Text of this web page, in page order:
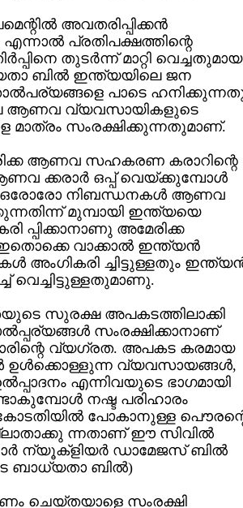
അവതരിപ്പിക്കന്‍
എന്നാല്‍ പ്രതിപക്ഷത്തിന്റെ
തുടര്‍ന്ന് മാറ്റി വെച്ചതുമായ
ബില്‍ ഇന്ത്യയിലെ ജന
പാടെ
ആണവ വ്യവസായികളുടെ
മാത്രം സംരക്ഷിക്കുന്നതുമാണ്.
ആണവ സഹകരണ കരാറിന്റെ
ക്കരാര്‍ ഒപ്പ് വെയ്ക്കുമ്പോള്‍
ഒരോരോ നിബന്ധനകള്‍ ആണവ
മുമ്പായി ഇന്ത്യയെ
പ്പിക്കാനാണു അമേരിക്ക
വാക്കാല്‍ ഇന്ത്യന്‍
അംഗികരി ച്ചിട്ടുള്ളതും
വെച്ചിട്ടുള്ളതുമാണു.
സുരക്ഷ അപകടത്തിലാക്കി
സംരക്ഷിക്കാനാണ്
വ്യഗ്രത. അപകട കരമായ
ഉള്‍ക്കൊള്ളുന്ന വ്യവസായങ്ങള്‍,
എന്നിവയുടെ ഭാഗമായി
നഷ്ട പരിഹാരം
പോകാനുള്ള
ന്നതാണ് ഈ സിവില്‍
ന്യൂക്ളിയര്‍ ഡാമേജസ് ബില്‍
ബില്‍)
ചെയ്തയാളെ സംരക്ഷി